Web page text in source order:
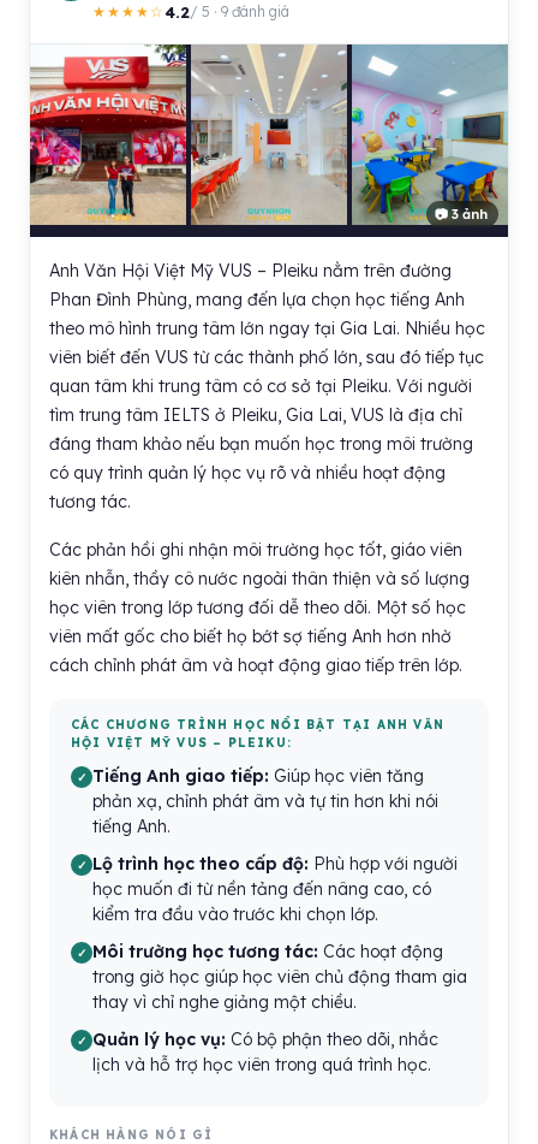
★★★★☆4.2/ 5 · 9 đánh giá
📷 3 ảnh
Anh Văn Hội Việt Mỹ VUS – Pleiku nằm trên đường
Phan Đình Phùng, mang đến lựa chọn học tiếng Anh
theo mô hình trung tâm lớn ngay tại Gia Lai. Nhiều học
viên biết đến VUS từ các thành phố lớn, sau đó tiếp tục
quan tâm khi trung tâm có cơ sở tại Pleiku. Với người
tìm trung tâm IELTS ở Pleiku, Gia Lai, VUS là địa chỉ
đáng tham khảo nếu bạn muốn học trong môi trường
có quy trình quản lý học vụ rõ và nhiều hoạt động
tương tác.
Các phản hồi ghi nhận môi trường học tốt, giáo viên
kiên nhẫn, thầy cô nước ngoài thân thiện và số lượng
học viên trong lớp tương đối dễ theo dõi. Một số học
viên mất gốc cho biết họ bớt sợ tiếng Anh hơn nhờ
cách chỉnh phát âm và hoạt động giao tiếp trên lớp.
CÁC CHƯƠNG TRÌNH HỌC NỔI BẬT TẠI ANH VĂN
HỘI VIỆT MỸ VUS – PLEIKU:
Tiếng Anh giao tiếp: Giúp học viên tăng
phản xạ, chỉnh phát âm và tự tin hơn khi nói
tiếng Anh.
Lộ trình học theo cấp độ: Phù hợp với người
học muốn đi từ nền tảng đến nâng cao, có
kiểm tra đầu vào trước khi chọn lớp.
Môi trường học tương tác: Các hoạt động
trong giờ học giúp học viên chủ động tham gia
thay vì chỉ nghe giảng một chiều.
Quản lý học vụ: Có bộ phận theo dõi, nhắc
lịch và hỗ trợ học viên trong quá trình học.
KHÁCH HÀNG NÓI GÌ